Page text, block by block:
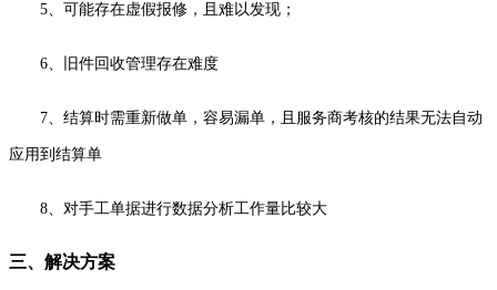
5、可能存在虚假报修，且难以发现；
6、旧件回收管理存在难度
7、结算时需重新做单，容易漏单，且服务商考核的结果无法自动
应用到结算单
8、对手工单据进行数据分析工作量比较大
三、解决方案